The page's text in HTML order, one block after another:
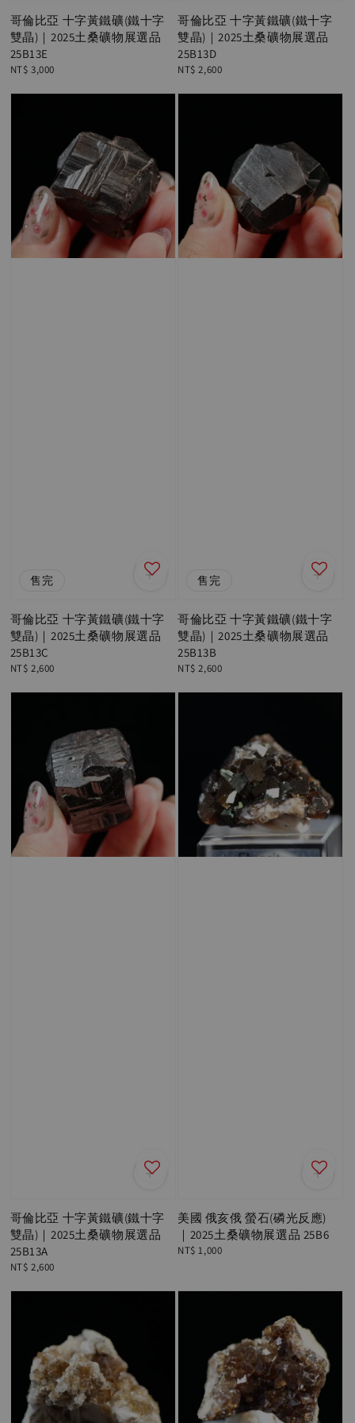
哥倫比亞 十字黃鐵礦(鐵十字
雙晶)｜2025土桑礦物展選品
25B13E
Regular
NT$ 3,000
哥倫比亞 十字黃鐵礦(鐵十字
雙晶)｜2025土桑礦物展選品
25B13D
Regular
NT$ 2,600
售完
哥倫比亞 十字黃鐵礦(鐵十字
雙晶)｜2025土桑礦物展選品
25B13C
Regular
NT$ 2,600
售完
哥倫比亞 十字黃鐵礦(鐵十字
雙晶)｜2025土桑礦物展選品
25B13B
Regular
NT$ 2,600
哥倫比亞 十字黃鐵礦(鐵十字
雙晶)｜2025土桑礦物展選品
25B13A
Regular
NT$ 2,600
美國 俄亥俄 螢石(磷光反應)
｜2025土桑礦物展選品 25B6
Regular
NT$ 1,000